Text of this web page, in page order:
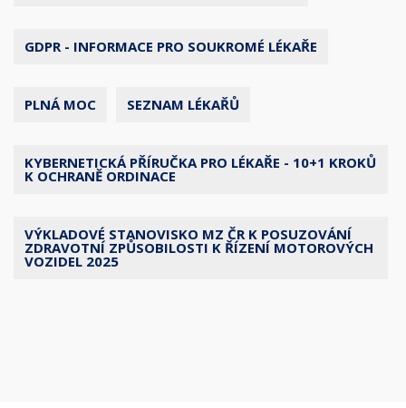
GDPR - INFORMACE PRO SOUKROMÉ LÉKAŘE
PLNÁ MOC SEZNAM LÉKAŘŮ
KYBERNETICKÁ PŘÍRUČKA PRO LÉKAŘE - 10+1 KROKŮ
K OCHRANĚ ORDINACE
VÝKLADOVÉ STANOVISKO MZ ČR K POSUZOVÁNÍ
ZDRAVOTNÍ ZPŮSOBILOSTI K ŘÍZENÍ MOTOROVÝCH
VOZIDEL 2025